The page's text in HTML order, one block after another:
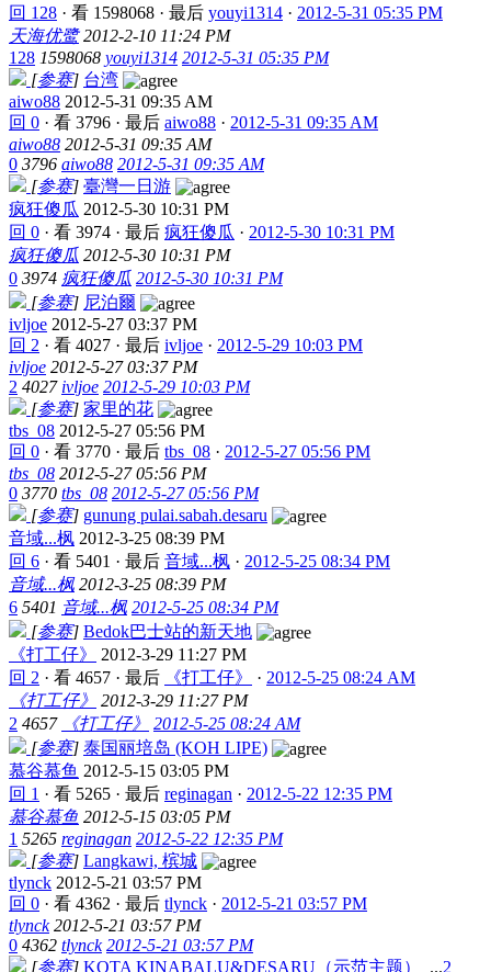
回 128 · 看 1598068 · 最后 youyi1314 · 2012-5-31 05:35 PM
天海优鹭 2012-2-10 11:24 PM
128 1598068 youyi1314 2012-5-31 05:35 PM
[参赛] 台湾
aiwo88 2012-5-31 09:35 AM
回 0 · 看 3796 · 最后 aiwo88 · 2012-5-31 09:35 AM
aiwo88 2012-5-31 09:35 AM
0 3796 aiwo88 2012-5-31 09:35 AM
[参赛] 臺灣一日游
疯狂傻瓜 2012-5-30 10:31 PM
回 0 · 看 3974 · 最后 疯狂傻瓜 · 2012-5-30 10:31 PM
疯狂傻瓜 2012-5-30 10:31 PM
0 3974 疯狂傻瓜 2012-5-30 10:31 PM
[参赛] 尼泊爾
ivljoe 2012-5-27 03:37 PM
回 2 · 看 4027 · 最后 ivljoe · 2012-5-29 10:03 PM
ivljoe 2012-5-27 03:37 PM
2 4027 ivljoe 2012-5-29 10:03 PM
[参赛] 家里的花
tbs_08 2012-5-27 05:56 PM
回 0 · 看 3770 · 最后 tbs_08 · 2012-5-27 05:56 PM
tbs_08 2012-5-27 05:56 PM
0 3770 tbs_08 2012-5-27 05:56 PM
[参赛] gunung pulai.sabah.desaru
音域...枫 2012-3-25 08:39 PM
回 6 · 看 5401 · 最后 音域...枫 · 2012-5-25 08:34 PM
音域...枫 2012-3-25 08:39 PM
6 5401 音域...枫 2012-5-25 08:34 PM
[参赛] Bedok巴士站的新天地
《打工仔》
2012-3-29 11:27 PM
回 2 · 看 4657 · 最后 《打工仔》 · 2012-5-25 08:24 AM
《打工仔》
2012-3-29 11:27 PM
2 4657 《打工仔》
2012-5-25 08:24 AM
[参赛] 泰国丽培岛 (KOH LIPE)
慕谷慕鱼 2012-5-15 03:05 PM
回 1 · 看 5265 · 最后 reginagan · 2012-5-22 12:35 PM
慕谷慕鱼 2012-5-15 03:05 PM
1 5265 reginagan 2012-5-22 12:35 PM
[参赛] Langkawi, 槟城
tlynck 2012-5-21 03:57 PM
回 0 · 看 4362 · 最后 tlynck · 2012-5-21 03:57 PM
tlynck 2012-5-21 03:57 PM
0 4362 tlynck 2012-5-21 03:57 PM
[参赛] KOTA KINABALU&DESARU（示范主题） ...2